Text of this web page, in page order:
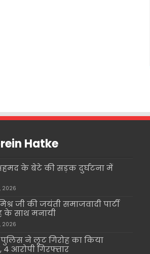
Hatke
के बेटे की सड़क दुर्घटना में
2026
जी की जयंती समाजवादी पार्टी
के साथ मनायी
2026
पुलिस ने लूट गिरोह का किया
4 आरोपी गिरफ्तार